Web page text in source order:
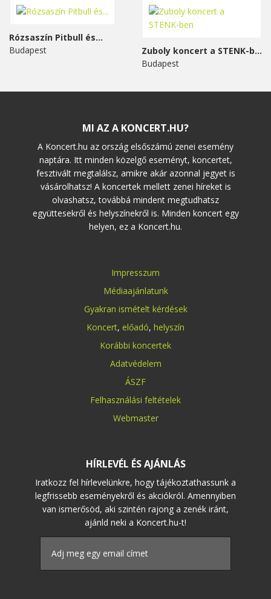
Rózsaszín Pitbull és...
Budapest
Zuboly koncert a STENK-ben
Budapest
MI AZ A KONCERT.HU?
A Koncert.hu az ország elsőszámú zenei esemény
naptára. Itt minden közelgő eseményt, koncertet,
fesztivált megtalálsz, amikre akár azonnal jegyet is
vásárolhatsz! A koncertek mellett zenei híreket is
olvashatsz, továbbá mindent megtudhatsz
együttesekről és helyszínekről is. Minden koncert egy
helyen, ez a Koncert.hu.
Impresszum
Médiaajánlatunk
Gyakran ismételt kérdések
Koncert, előadó, helyszín
Korábbi koncertek
Adatvédelem
ÁSZF
Felhasználási feltételek
Webmaster
HÍRLEVÉL ÉS AJÁNLÁS
Iratkozz fel hírlevelünkre, hogy tájékoztathassunk a
legfrissebb eseményekről és akciókról. Amennyiben
van ismerősöd, aki szintén rajong a zenék iránt,
ajánld neki a Koncert.hu-t!